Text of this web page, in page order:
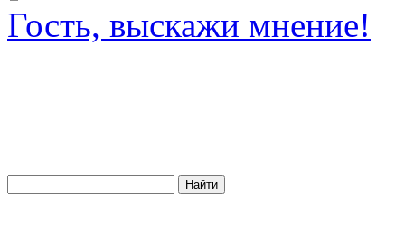
Гость, выскажи мнение!